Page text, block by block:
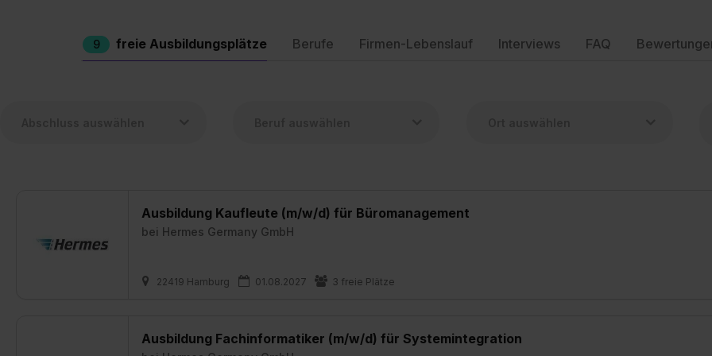
9 freie Ausbildungsplätze Berufe Firmen-Lebenslauf Interviews FAQ
Ausbildung Kaufleute (m/w/d) für Büromanagement
bei Hermes Germany GmbH
22419 Hamburg 01.08.2027 3 freie Plätze
Ausbildung Fachinformatiker (m/w/d) für Systemintegration